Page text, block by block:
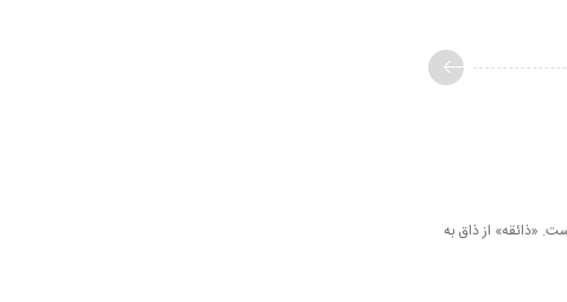
است. «ذائقه» از ذاق به